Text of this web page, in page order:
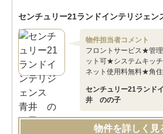
センチュリー21ランドインテリジェン
物件担当者コメント
フロントサービス★管
ット可★システムキッ
ネット使用料無料★角
センチュリー21ランド
井 のの子
物件を詳しく見